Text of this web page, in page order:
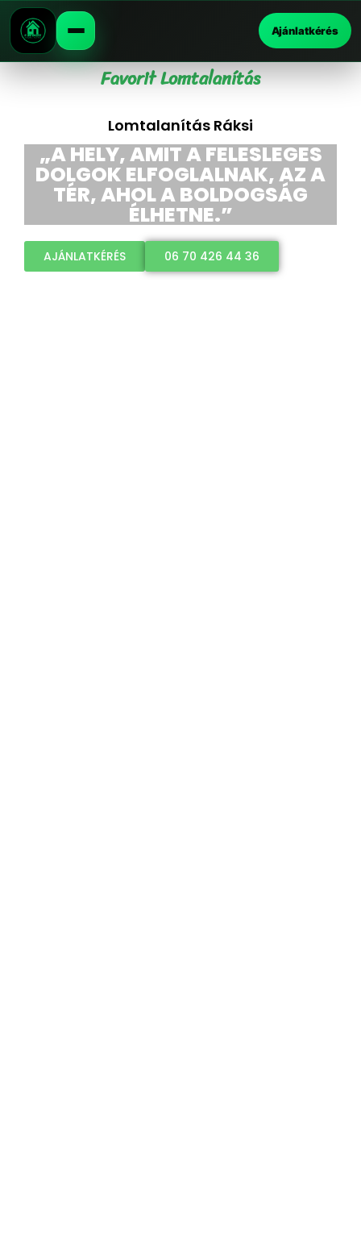
Ajánlatkérés
Favorit Lomtalanítás
Lomtalanítás Ráksi
„A HELY, AMIT A FELESLEGES
DOLGOK ELFOGLALNAK, AZ A
TÉR, AHOL A BOLDOGSÁG
ÉLHETNE.”
AJÁNLATKÉRÉS 06 70 426 44 36